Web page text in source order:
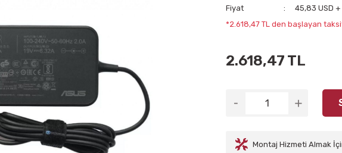
Fiyat
45,83 USD +
*2.618,47 TL den başlayan
2.618,47 TL
Montaj Hizmeti Almak